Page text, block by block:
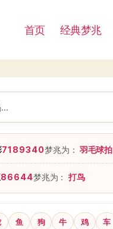
首页 经典梦兆
7189340梦兆为：羽毛球拍
86644梦兆为： 打鸟
鱼 狗 牛 鸡 车